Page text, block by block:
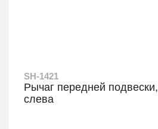
SH-1421
Рычаг передней подвески,
слева